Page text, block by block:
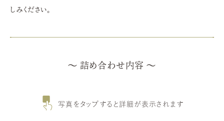
しみください。
詰め合わせ内容
写真をタップすると詳細が表示されます